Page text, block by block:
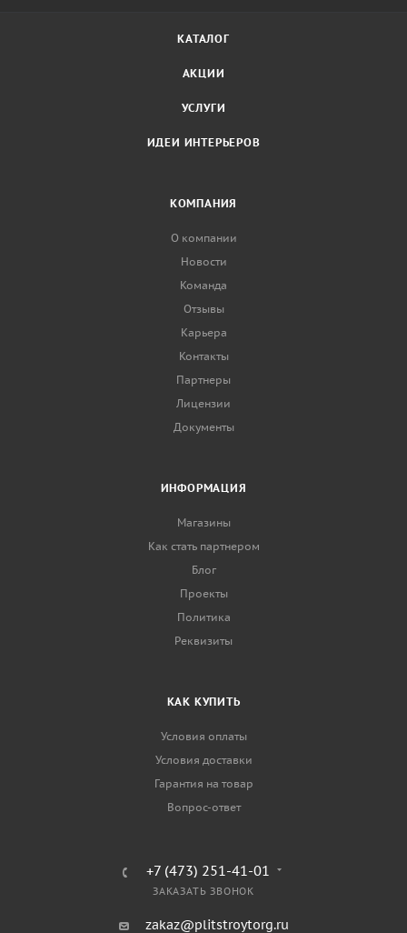
КАТАЛОГ
АКЦИИ
УСЛУГИ
ИДЕИ ИНТЕРЬЕРОВ
КОМПАНИЯ
О компании
Новости
Команда
Отзывы
Карьера
Контакты
Партнеры
Лицензии
Документы
ИНФОРМАЦИЯ
Магазины
Как стать партнером
Блог
Проекты
Политика
Реквизиты
КАК КУПИТЬ
Условия оплаты
Условия доставки
Гарантия на товар
Вопрос-ответ
+7 (473) 251-41-01
ЗАКАЗАТЬ ЗВОНОК
zakaz@plitstroytorg.ru